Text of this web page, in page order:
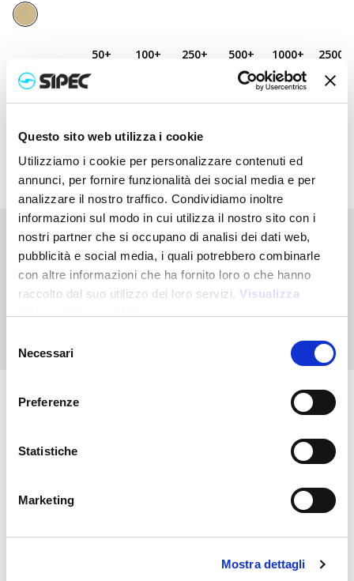
Questo sito web utilizza i cookie
Utilizziamo i cookie per personalizzare contenuti ed
annunci, per fornire funzionalità dei social media e per
analizzare il nostro traffico. Condividiamo inoltre
informazioni sul modo in cui utilizza il nostro sito con i
nostri partner che si occupano di analisi dei dati web,
pubblicità e social media, i quali potrebbero combinarle
con altre informazioni che ha fornito loro o che hanno
raccolto dal suo utilizzo dei loro servizi. Visualizza
delNecessari
Preferenze
Statistiche
Marketing
Mostra dettagli
50+ 100+ 250+ 500+ 1000+ 2500
Precio
neutro
2,750 2,750€ 2,750€ 2,750
Precio
¿No has encontrado lo que buscabas?
Contáctanos para recibir asistencia o haz tu pedido
personalizado